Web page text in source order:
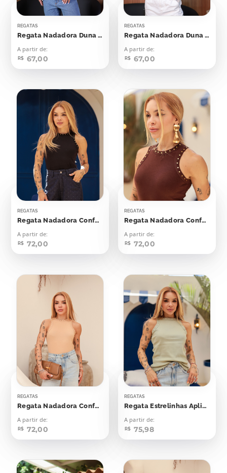
REGATAS
Regata Nadadora Duna Verde Oriente Listras Off
A partir de:
R$ 67,00
REGATAS
Regata Nadadora Duna Viva Magenta
A partir de:
R$ 67,00
REGATAS
Regata Nadadora Confort Bolinhas Aplicação
A partir de:
R$ 72,00
REGATAS
Regata Nadadora Confort Bolinhas Aplicação
A partir de:
R$ 72,00
REGATAS
Regata Nadadora Confort Bolinhas Aplicação
A partir de:
R$ 72,00
REGATAS
Regata Estrelinhas Aplicação
A partir de:
R$ 75,98